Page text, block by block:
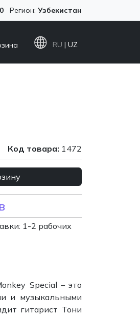
Регион: Узбекистан
RU | UZ
Код товара: 1472
1-2 рабочих
Special – это
и музыкальными
гитарист Тони